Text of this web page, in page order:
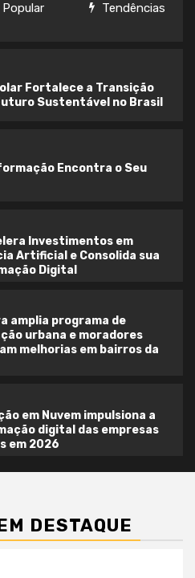
Popular Tendências
Fortalece a Transição
Sustentável no Brasil
Encontra o Seu
Investimentos em
Artificial e Consolida sua
Digital
amplia programa de
urbana e moradores
melhorias em bairros da
em Nuvem impulsiona a
digital das empresas
em 2026
DESTAQUE